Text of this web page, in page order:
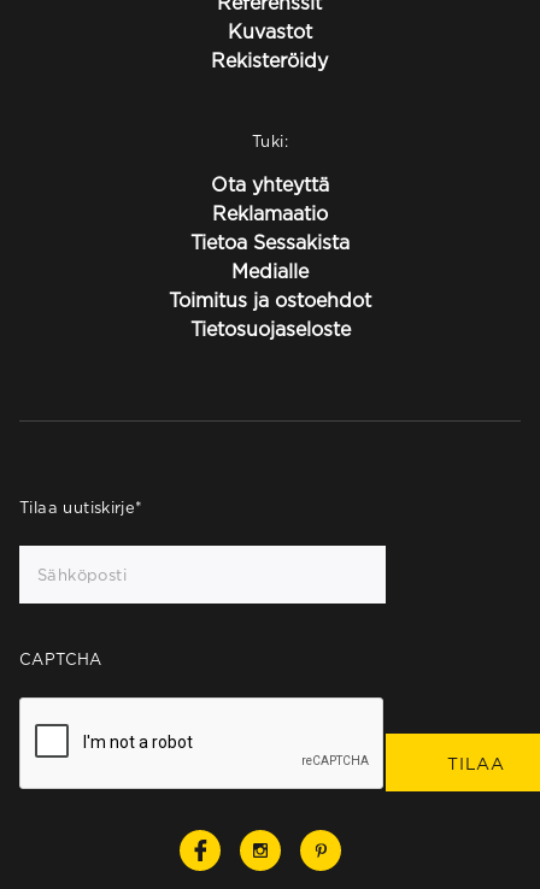
Kuvastot
Rekisteröidy
Tuki:
Ota yhteyttä
Reklamaatio
Tietoa Sessakista
Medialle
Toimitus ja ostoehdot
Tietosuojaseloste
Tilaa uutiskirje*
CAPTCHA